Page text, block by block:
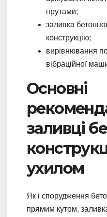
прутами;
заливка
конструкцію;
вирівнювання
вібраційної
Основні
заливці
ухилом
Як і спорудження
прямим кутом,